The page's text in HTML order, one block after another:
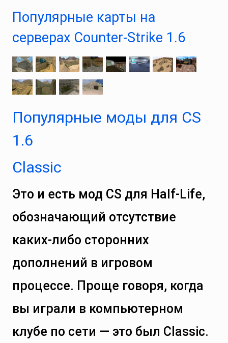
Популярные карты на
серверах Counter-Strike 1.6
Популярные моды для CS
1.6
Classic
Это и есть мод CS для Half-Life,
обозначающий отсутствие
каких-либо сторонних
дополнений в игровом
процессе. Проще говоря, когда
вы играли в компьютерном
клубе по сети — это был Classic.